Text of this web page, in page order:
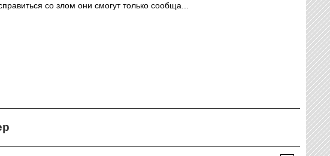
со злом они смогут только сообща...